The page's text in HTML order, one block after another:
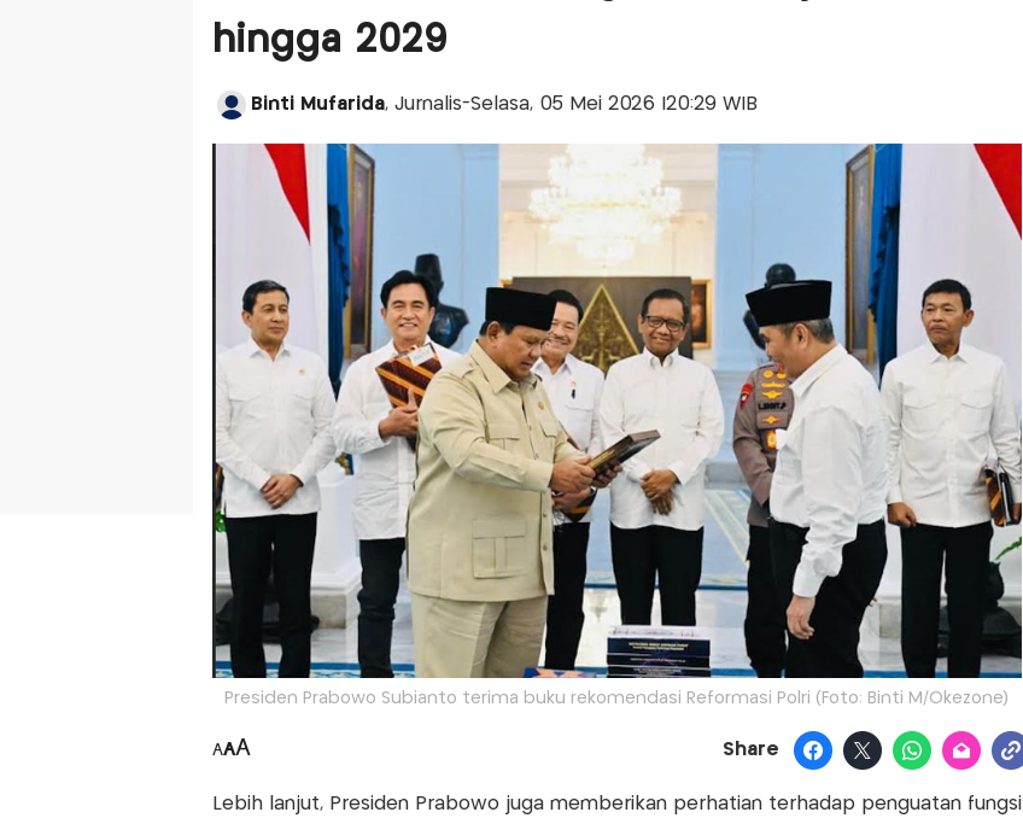
hingga 2029
Binti Mufarida, Jurnalis-Selasa, 05 Mei 2026 |20:29 WIB
Presiden Prabowo Subianto terima buku rekomendasi Reformasi Polri (Foto: Binti M/Okezone)
AAA Share
Lebih lanjut, Presiden Prabowo juga memberikan perhatian terhadap penguatan fungsi